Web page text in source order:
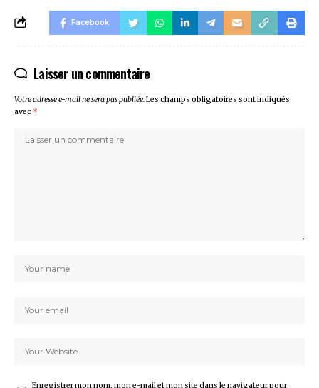
Facebook
Laisser un commentaire
Votre adresse e-mail ne sera pas publiée.Les champs obligatoires sont indiqués
avec *
Enregistrer mon nom, mon e-mail et mon site dans le navigateur pour